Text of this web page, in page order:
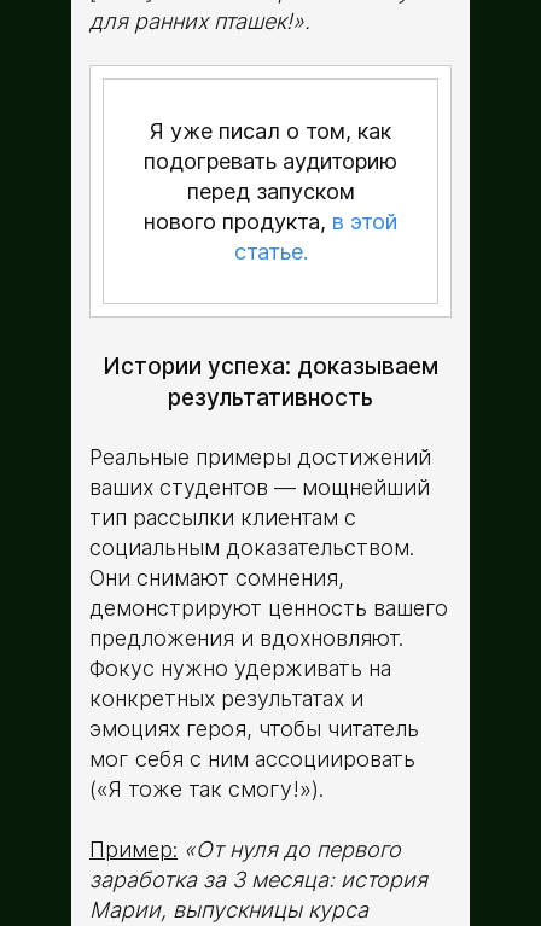
для ранних пташек!».
Я уже писал о том, как
подогревать аудиторию
перед запуском
нового продукта, в этой
статье.
Истории успеха: доказываем
результативность
Реальные примеры достижений
ваших студентов — мощнейший
тип рассылки клиентам с
социальным доказательством.
Они снимают сомнения,
демонстрируют ценность вашего
предложения и вдохновляют.
Фокус нужно удерживать на
конкретных результатах и
эмоциях героя, чтобы читатель
мог себя с ним ассоциировать
(«Я тоже так смогу!»).
Пример: «От нуля до первого
заработка за 3 месяца: история
Марии, выпускницы курса